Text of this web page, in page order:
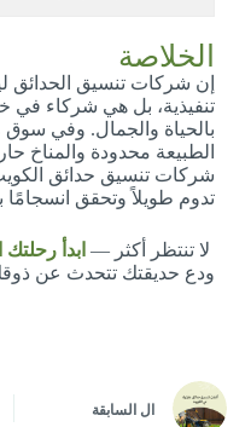
الخلاصة
إن شركات تنسيق
تنفيذية، بل هي شركاء
بالحياة والجمال. وفي سوق
الطبيعة محدودة والمناخ
شركات تنسيق حدائق
تدوم طويلاً وتحقق انسجامًا
لا تنتظر أكثر — ابدأ
ودع حديقتك تتحدث عن
ال السابقة